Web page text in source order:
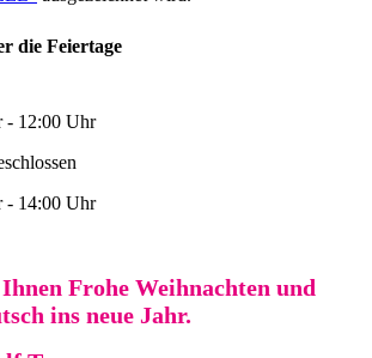
die Feiertage
- 12:00 Uhr
- 14:00 Uhr
Frohe Weihnachten und
ins neue Jahr.